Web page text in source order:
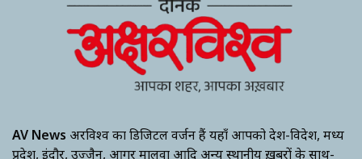
AV News अक्षरविश्व का डिजिटल वर्जन हैं यहाँ आपको देश-विदेश, मध्य
प्रदेश, इंदौर, उज्जैन, आगर मालवा आदि अन्य स्थानीय ख़बरों के साथ-